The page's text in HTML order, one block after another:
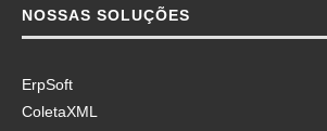
NOSSAS SOLUÇÕES
ErpSoft
ColetaXML